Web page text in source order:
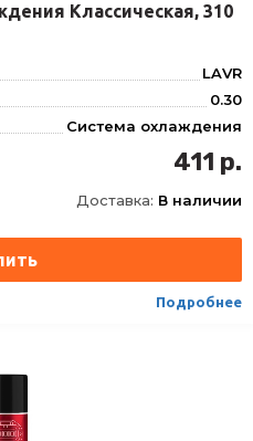
Классическая, 310
LAVR
0.30
Система охлаждения
411 р.
Доставка: В наличии
Подробнее